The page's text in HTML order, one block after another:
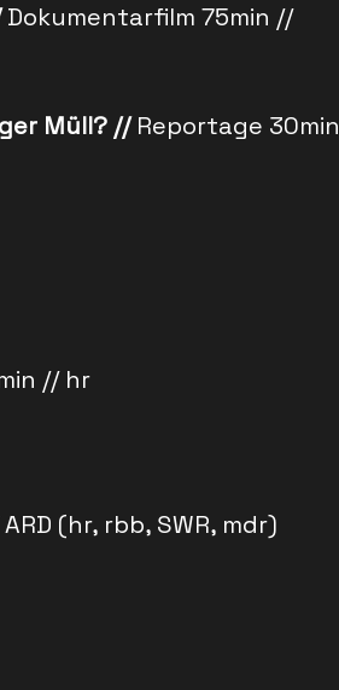
Dokumentarfilm 75min //
Müll? //Reportage 30min
// hr
(hr, rbb, SWR, mdr)